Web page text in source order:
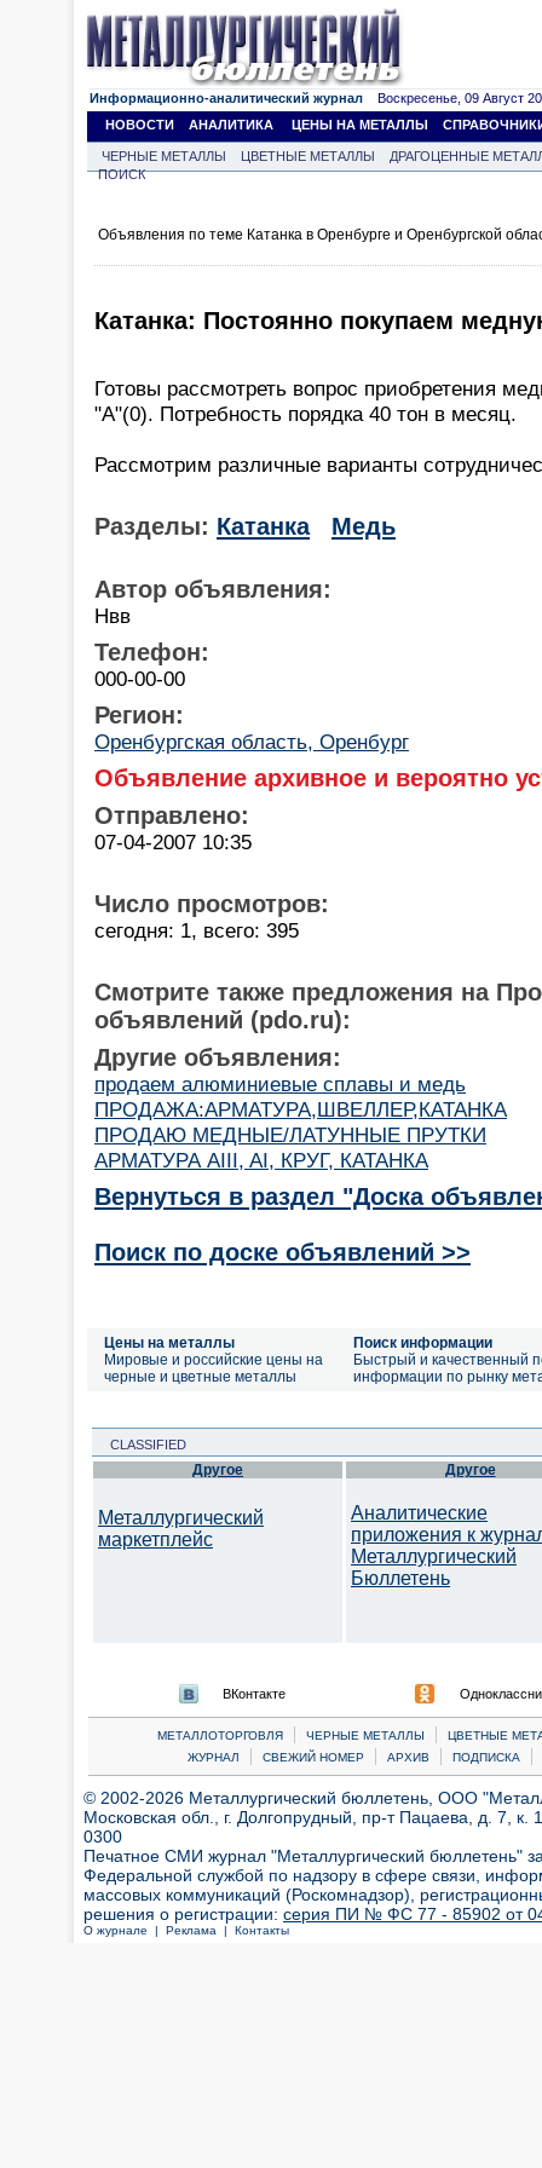
Информационно-аналитический журнал Воскресенье, 09 Август
НОВОСТИ
АНАЛИТИКА ЦЕНЫ НА МЕТАЛЛЫ
ЧЕРНЫЕ МЕТАЛЛЫ ЦВЕТНЫЕ МЕТАЛЛЫ
ДРАГОЦЕННЫЕ
ПОИСК
Объявления по теме Катанка в Оренбурге и Оренбургской
Катанка: Постоянно покупаем
Готовы рассмотреть вопрос приобретения
"А"(0). Потребность порядка 40 тон в месяц.
Рассмотрим различные варианты
Разделы: Катанка Медь
Автор объявления:
Нвв
Телефон:
000-00-00
Регион:
Оренбургская область, Оренбург
Объявление архивное и вероятно
Отправлено:
07-04-2007 10:35
Число просмотров:
сегодня: 1, всего: 395
Смотрите также предложения на
объявлений (pdo.ru):
Другие объявления:
продаем алюминиевые сплавы и медь
ПРОДАЖА:АРМАТУРА,ШВЕЛЛЕР,КАТАНКА
ПРОДАЮ МЕДНЫЕ/ЛАТУННЫЕ ПРУТКИ
АРМАТУРА AIII, AI, КРУГ, КАТАНКА
Вернуться в раздел "Доска
Поиск по доске объявлений >>
Цены на металлы
Мировые и российские цены на
черные и цветные металлы
Поиск информации
Быстрый и качественный
информации по рынку
CLASSIFIED
Другое
Металлургический
маркетплейс
Другое
Аналитические
приложения к
Металлургический
Бюллетень
ВКонтакте
МЕТАЛЛОТОРГОВЛЯ | ЧЕРНЫЕ МЕТАЛЛЫ |
ЦВЕТНЫЕ
ЖУРНАЛ
| СВЕЖИЙ НОМЕР | АРХИВ | ПОДПИСКА |
© 2002-2026 Металлургический бюллетень, ООО
Московская обл., г. Долгопрудный, пр-т Пацаева, д. 7,
0300
Печатное СМИ журнал "Металлургический бюллетень"
Федеральной службой по надзору в сфере связи,
массовых коммуникаций (Роскомнадзор),
решения о регистрации: серия ПИ № ФС 77 - 85902 от 04
О журнале | Реклама | Контакты